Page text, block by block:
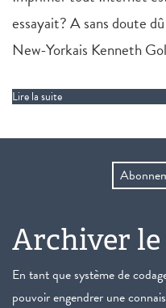
essayait? A sans doute
New-Yorkais Kenneth
Lire la suite
Archiver
En tant que système de
pouvoir engendrer une